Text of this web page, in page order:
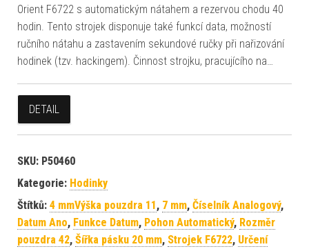
Orient F6722 s automatickým nátahem a rezervou chodu 40
hodin. Tento strojek disponuje také funkcí data, možností
ručního nátahu a zastavením sekundové ručky při nařizování
hodinek (tzv. hackingem). Činnost strojku, pracujícího na…
DETAIL
SKU: P50460
Kategorie: Hodinky
Štítků: 4 mmVýška pouzdra 11, 7 mm, Číselník Analogový,
Datum Ano, Funkce Datum, Pohon Automatický, Rozměr
pouzdra 42, Šířka pásku 20 mm, Strojek F6722, Určení